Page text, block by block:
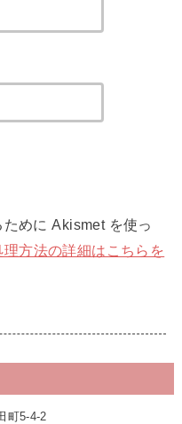
めに Akismet を使っ
方法の詳細はこちらを
町5-4-2